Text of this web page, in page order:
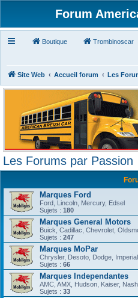
Forum
Boutique Trombinoscar
Site Web Accueil forum Les
Les Forums par Passion
Marques Ford
Ford, Lincoln, Mercury, Edsel
Sujets : 180
Marques General Motors
Buick, Cadillac, Chevrolet,
Sujets : 247
Marques MoPar
Chrysler, Desoto, Dodge,
Sujets : 66
Marques Independantes
AMC, AMX, Hudson, Kaiser,
Sujets : 33